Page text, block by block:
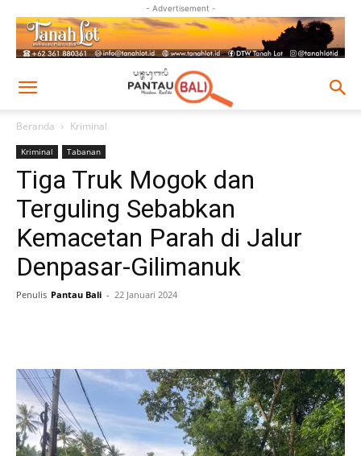
- Advertisement -
Beranda Kriminal
Kriminal Tabanan
Tiga Truk Mogok dan
Terguling Sebabkan
Kemacetan Parah di Jalur
Denpasar-Gilimanuk
Penulis Pantau Bali - 22 Januari 2024